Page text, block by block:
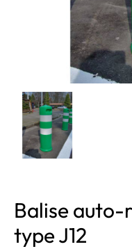
Balise auto-
type J12